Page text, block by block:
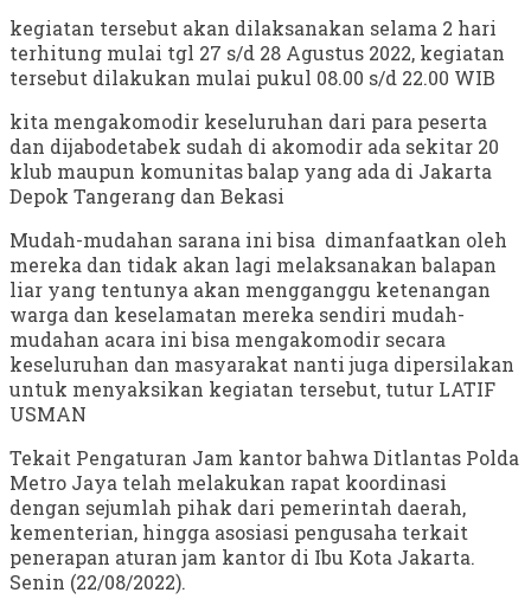
kegiatan tersebut akan dilaksanakan selama 2 hari
terhitung mulai tgl 27 s/d 28 Agustus 2022, kegiatan
tersebut dilakukan mulai pukul 08.00 s/d 22.00 WIB
kita mengakomodir keseluruhan dari para peserta
dan dijabodetabek sudah di akomodir ada sekitar 20
klub maupun komunitas balap yang ada di Jakarta
Depok Tangerang dan Bekasi
Mudah-mudahan sarana ini bisa dimanfaatkan oleh
mereka dan tidak akan lagi melaksanakan balapan
liar yang tentunya akan mengganggu ketenangan
warga dan keselamatan mereka sendiri mudah-
mudahan acara ini bisa mengakomodir secara
keseluruhan dan masyarakat nanti juga dipersilakan
untuk menyaksikan kegiatan tersebut, tutur LATIF
USMAN
Tekait Pengaturan Jam kantor bahwa Ditlantas Polda
Metro Jaya telah melakukan rapat koordinasi
dengan sejumlah pihak dari pemerintah daerah,
kementerian, hingga asosiasi pengusaha terkait
penerapan aturan jam kantor di Ibu Kota Jakarta.
Senin (22/08/2022).